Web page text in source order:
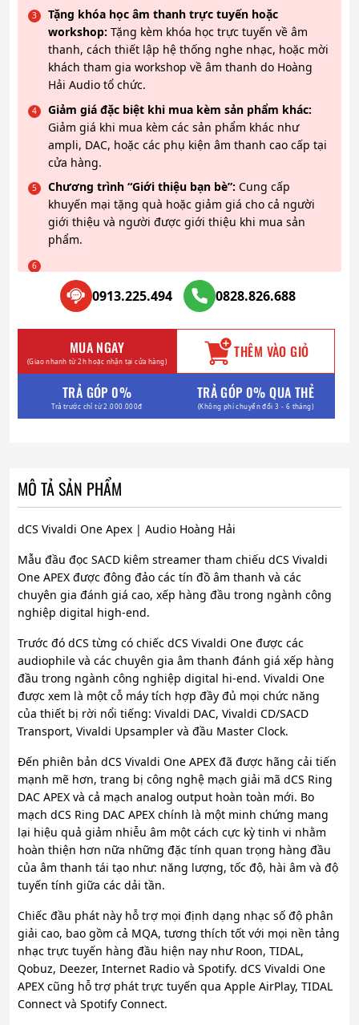
Tặng khóa học âm thanh trực tuyến hoặc
workshop: Tặng kèm khóa học trực tuyến về âm
thanh, cách thiết lập hệ thống nghe nhạc, hoặc mời
khách tham gia workshop về âm thanh do Hoàng
Hải Audio tổ chức.
Giảm giá đặc biệt khi mua kèm sản phẩm khác:
Giảm giá khi mua kèm các sản phẩm khác như
ampli, DAC, hoặc các phụ kiện âm thanh cao cấp tại
cửa hàng.
Chương trình “Giới thiệu bạn bè”: Cung cấp
khuyến mại tặng quà hoặc giảm giá cho cả người
giới thiệu và người được giới thiệu khi mua sản
phẩm.
0913.225.494 0828.826.688
MUA NGAY
(Giao nhanh từ 2h hoặc nhận tại cửa hàng) THÊM VÀO GIỎ
TRẢ GÓP 0%
Trả trước chỉ từ 2.000.000đ
TRẢ GÓP 0% QUA THẺ
(Không phí chuyển đổi 3 - 6 tháng)
MÔ TẢ SẢN PHẨM
dCS Vivaldi One Apex | Audio Hoàng Hải
Mẫu đầu đọc SACD kiêm streamer tham chiếu dCS Vivaldi
One APEX được đông đảo các tín đồ âm thanh và các
chuyên gia đánh giá cao, xếp hàng đầu trong ngành công
nghiệp digital high-end.
Trước đó dCS từng có chiếc dCS Vivaldi One được các
audiophile và các chuyên gia âm thanh đánh giá xếp hàng
đầu trong ngành công nghiệp digital hi-end. Vivaldi One
được xem là một cỗ máy tích hợp đầy đủ mọi chức năng
của thiết bị rời nổi tiếng: Vivaldi DAC, Vivaldi CD/SACD
Transport, Vivaldi Upsampler và đầu Master Clock.
Đến phiên bản dCS Vivaldi One APEX đã được hãng cải tiến
mạnh mẽ hơn, trang bị công nghệ mạch giải mã dCS Ring
DAC APEX và cả mạch analog output hoàn toàn mới. Bo
mạch dCS Ring DAC APEX chính là một minh chứng mang
lại hiệu quả giảm nhiễu âm một cách cực kỳ tinh vi nhằm
hoàn thiện hơn nữa những đặc tính quan trọng hàng đầu
của âm thanh tái tạo như: năng lượng, tốc độ, hài âm và độ
tuyến tính giữa các dải tần.
Chiếc đầu phát này hỗ trợ mọi định dạng nhạc số độ phân
giải cao, bao gồm cả MQA, tương thích tốt với mọi nền tảng
nhạc trực tuyến hàng đầu hiện nay như Roon, TIDAL,
Qobuz, Deezer, Internet Radio và Spotify. dCS Vivaldi One
APEX cũng hỗ trợ phát trực tuyến qua Apple AirPlay, TIDAL
Connect và Spotify Connect.